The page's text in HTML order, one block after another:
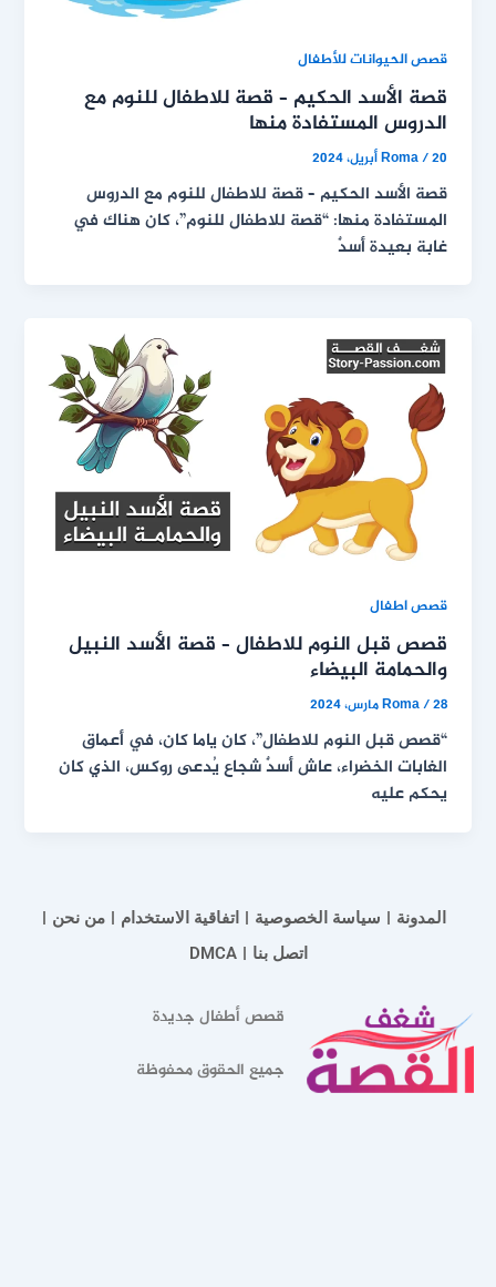
قصص الحيوانات للأطفال
قصة الأسد الحكيم – قصة للاطفال للنوم مع
الدروس المستفادة منها
Roma/20 أبريل، 2024
قصة الأسد الحكيم – قصة للاطفال للنوم مع الدروس
المستفادة منها: “قصة للاطفال للنوم”، كان هناك في
غابة بعيدة أسدٌ
قصص اطفال
قصص قبل النوم للاطفال – قصة الأسد النبيل
والحمامة البيضاء
Roma/28 مارس، 2024
“قصص قبل النوم للاطفال”، كان ياما كان، في أعماق
الغابات الخضراء، عاش أسدٌ شجاع يُدعى روكس، الذي كان
يحكم عليه
المدونة سياسة الخصوصية اتفاقية الاستخدام
من نحن
اتصل بنا
DMCA
قصص أطفال جديدة
جميع الحقوق محفوظة